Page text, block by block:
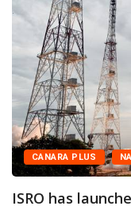
CANARA PLUS
ISRO has